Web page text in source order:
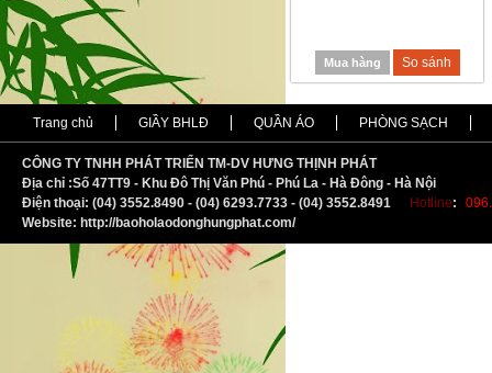
Mua hàng So sánh
Trang chủ GIẦY BHLĐ QUẦN ÁO PHÒNG SẠCH
CÔNG TY TNHH PHÁT TRIỂN TM-DV HƯNG THỊNH PHÁT
Địa chỉ :Số 47TT9 - Khu Đô Thị Văn Phú - Phú La - Hà Đông - Hà Nội
Điện thoại: (04) 3552.8490 - (04) 6293.7733 - (04) 3552.8491
Hotline:
Website: http://baoholaodonghungphat.com/